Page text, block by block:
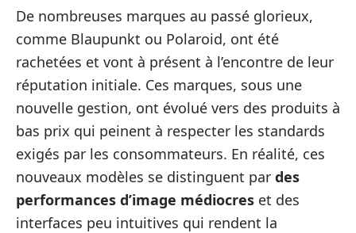
De nombreuses marques au passé glorieux,
comme Blaupunkt ou Polaroid, ont été
rachetées et vont à présent à l’encontre de leur
réputation initiale. Ces marques, sous une
nouvelle gestion, ont évolué vers des produits à
bas prix qui peinent à respecter les standards
exigés par les consommateurs. En réalité, ces
nouveaux modèles se distinguent par des
performances d’image médiocres et des
interfaces peu intuitives qui rendent la